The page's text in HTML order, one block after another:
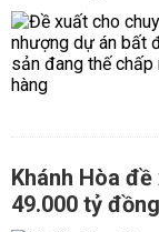
Khánh Hòa
49.000 tỷ đồng